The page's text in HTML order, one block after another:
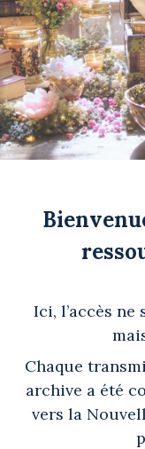
Ici, l’accès ne
Chaque
archive a été
vers la